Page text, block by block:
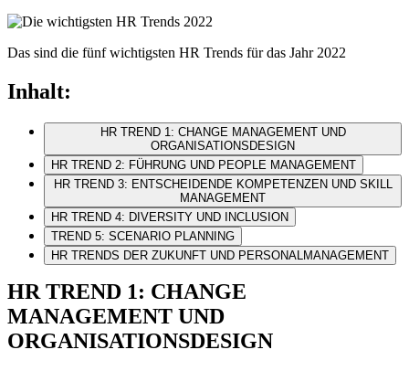
Das sind die fünf wichtigsten HR Trends für das Jahr 2022
Inhalt:
HR TREND 1: CHANGE MANAGEMENT UND
ORGANISATIONSDESIGN
HR TREND 2: FÜHRUNG UND PEOPLE MANAGEMENT
HR TREND 3: ENTSCHEIDENDE KOMPETENZEN UND SKILL
MANAGEMENT
HR TREND 4: DIVERSITY UND INCLUSION
TREND 5: SCENARIO PLANNING
HR TRENDS DER ZUKUNFT UND PERSONALMANAGEMENT
HR TREND 1: CHANGE
MANAGEMENT UND
ORGANISATIONSDESIGN